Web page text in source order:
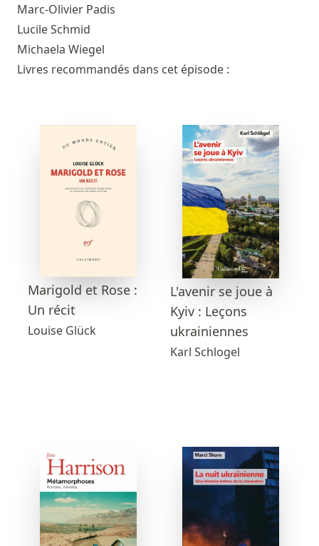
Marc-Olivier Padis
Lucile Schmid
Michaela Wiegel
Livres recommandés dans cet épisode :
Marigold et Rose :
Un récit
Louise Glück
L'avenir se joue à
Kyiv : Leçons
ukrainiennes
Karl Schlogel